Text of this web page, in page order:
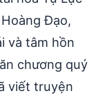
Đạo,
và tâm hồn
chương quý
viết truyện